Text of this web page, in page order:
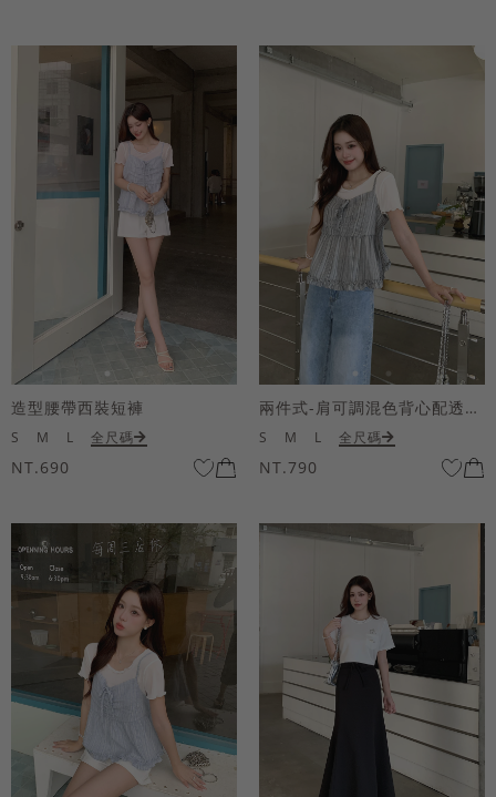
造型腰帶西裝短褲
S M L 全尺碼
NT.690
兩件式-肩可調混色背心配透膚短袖上衣
S M L 全尺碼
NT.790